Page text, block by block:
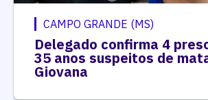
CAMPO GRANDE (MS)
Delegado confirma 4
35 anos suspeitos de
Giovana